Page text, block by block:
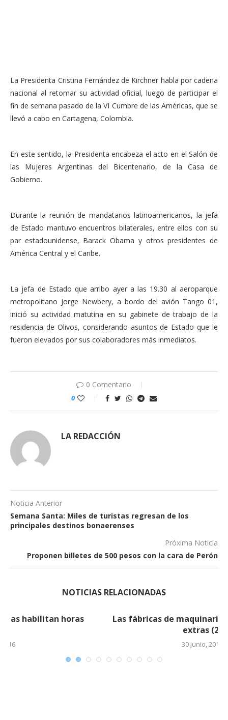
La Presidenta Cristina Fernández de Kirchner habla por cadena
nacional al retomar su actividad oficial, luego de participar el
fin de semana pasado de la VI Cumbre de las Américas, que se
llevó a cabo en Cartagena, Colombia.
En este sentido, la Presidenta encabeza el acto en el Salón de
las Mujeres Argentinas del Bicentenario, de la Casa de
Gobierno.
Durante la reunión de mandatarios latinoamericanos, la jefa
de Estado mantuvo encuentros bilaterales, entre ellos con su
par estadounidense, Barack Obama y otros presidentes de
América Central y el Caribe.
La jefa de Estado que arribo ayer a las 19.30 al aeroparque
metropolitano Jorge Newbery, a bordo del avión Tango 01,
inició su actividad matutina en su gabinete de trabajo de la
residencia de Olivos, considerando asuntos de Estado que le
fueron elevados por sus colaboradores más inmediatos.
0 Comentario
0
LA REDACCIÓN
Noticia Anterior
Semana Santa: Miles de turistas regresan de los
principales destinos bonaerenses
Próxima Noticia
Proponen billetes de 500 pesos con la cara de Perón
NOTICIAS RELACIONADAS
Las fábricas de maquinarias habilitan horas